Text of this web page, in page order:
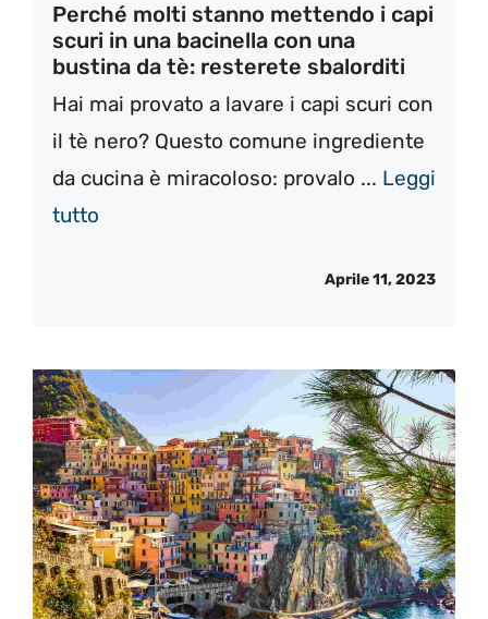
Perché molti stanno mettendo i capi
scuri in una bacinella con una
bustina da tè: resterete sbalorditi
Hai mai provato a lavare i capi scuri con
il tè nero? Questo comune ingrediente
da cucina è miracoloso: provalo ... Leggi
tutto
Aprile 11, 2023